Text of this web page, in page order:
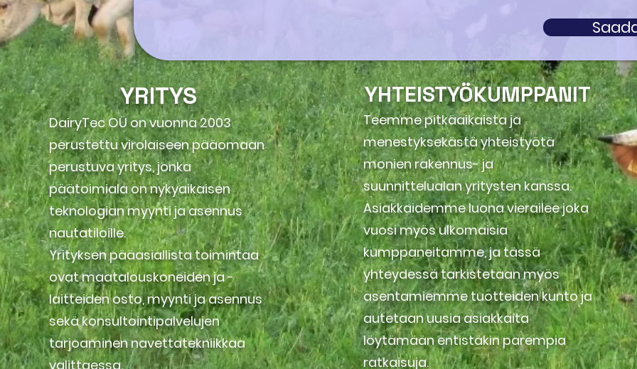
YRITYS
DairyTec OÜ on vuonna 2003
perustettu virolaiseen pääomaan
perustuva yritys, jonka
päätoimiala on nykyaikaisen
teknologian myynti ja asennus
nautatiloille.
Yrityksen pääasiallista toimintaa
ovat maatalouskoneiden ja -
laitteiden osto, myynti ja asennus
sekä konsultointipalvelujen
tarjoaminen navettatekniikkaa
valittaessa.
YHTEISTYÖKUMPPANIT
Teemme pitkäaikaista ja
menestyksekästä yhteistyötä
monien rakennus- ja
suunnittelualan yritysten kanssa.
Asiakkaidemme luona vierailee joka
vuosi myös ulkomaisia
kumppaneitamme, ja tässä
yhteydessä tarkistetaan myös
asentamiemme tuotteiden kunto ja
autetaan uusia asiakkaita
löytämään entistäkin parempia
ratkaisuja.